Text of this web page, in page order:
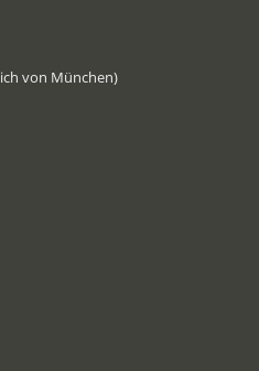
von München)